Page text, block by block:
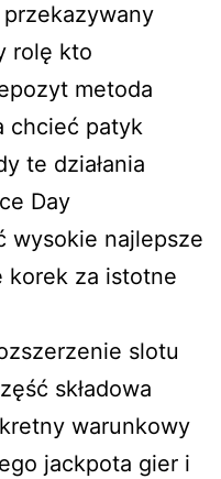
przekazywany
rolę kto
metoda
chcieć patyk
te działania
Day
wysokie najlepsze
korek za istotne
slotu
składowa
warunkowy
jackpota gier i